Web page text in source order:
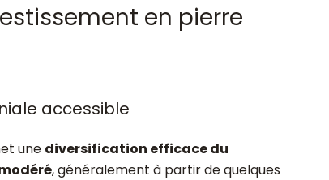
en pierre
accessible
une diversification efficace du
, généralement à partir de quelques